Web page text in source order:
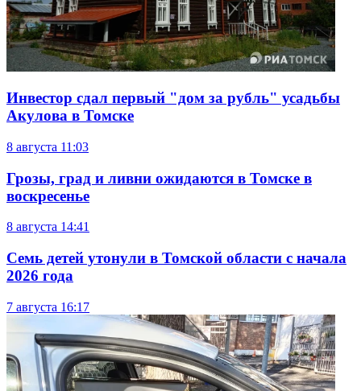
Инвестор сдал первый "дом за рубль" усадьбы
Акулова в Томске
8 августа 11:03
Грозы, град и ливни ожидаются в Томске в
воскресенье
8 августа 14:41
Семь детей утонули в Томской области с начала
2026 года
7 августа 16:17